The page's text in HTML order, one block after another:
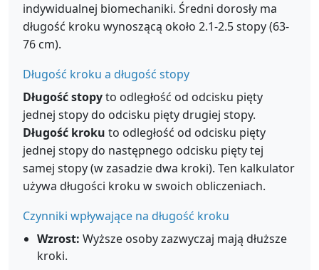
indywidualnej biomechaniki. Średni dorosły ma
długość kroku wynoszącą około 2.1-2.5 stopy (63-
76 cm).
Długość kroku a długość stopy
Długość stopyto odległość od odcisku pięty
jednej stopy do odcisku pięty drugiej stopy.
Długość kroku to odległość od odcisku pięty
jednej stopy do następnego odcisku pięty tej
samej stopy (w zasadzie dwa kroki). Ten kalkulator
używa długości kroku w swoich obliczeniach.
Czynniki wpływające na długość kroku
Wzrost: Wyższe osoby zazwyczaj mają dłuższe
kroki.